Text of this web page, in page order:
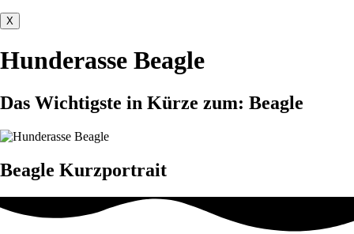
X
Hunderasse Beagle
Das Wichtigste in Kürze zum: Beagle
Beagle Kurzportrait